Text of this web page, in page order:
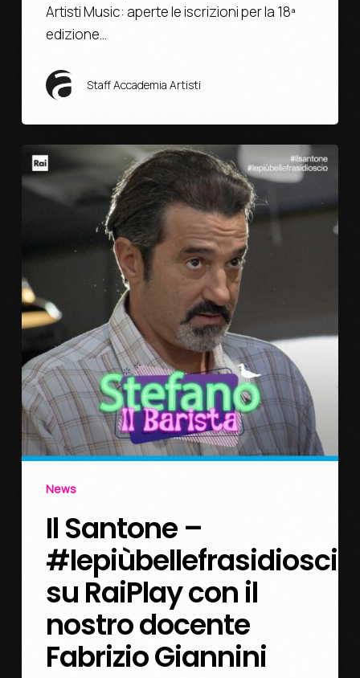
Artisti Music: aperte le iscrizioni per la 18ª
edizione…
Staff Accademia Artisti
News
Il Santone –
#lepiùbellefrasidioscio
su RaiPlay con il
nostro docente
Fabrizio Giannini